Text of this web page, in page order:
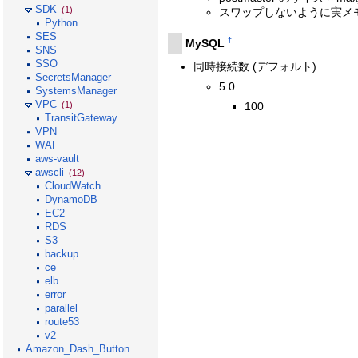
スワップしないように実メ
MySQL †
同時接続数 (デフォルト)
5.0
100
SDK (1)
Python
SES
SNS
SSO
SecretsManager
SystemsManager
VPC (1)
TransitGateway
VPN
WAF
aws-vault
awscli (12)
CloudWatch
DynamoDB
EC2
RDS
S3
backup
ce
elb
error
parallel
route53
v2
Amazon_Dash_Button